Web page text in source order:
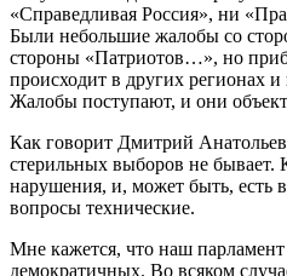
«Справедливая Россия», ни
Были небольшие жалобы со
стороны «Патриотов…», но
происходит в других регионах
Жалобы поступают, и они
Как говорит Дмитрий
стерильных выборов не бывает.
нарушения, и, может быть, есть
вопросы технические.
Мне кажется, что наш
демократичных. Во всяком